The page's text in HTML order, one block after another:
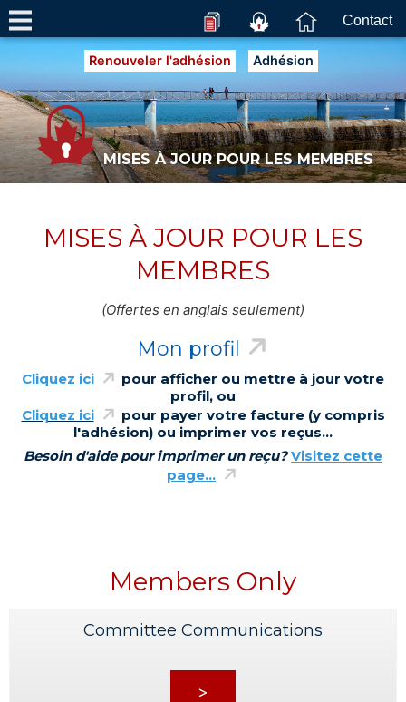
Contact
Renouveler l'adhésion Adhésion
MISES À JOUR POUR LES MEMBRES
MISES À JOUR POUR LES
MEMBRES
(Offertes en anglais seulement)
Mon profil
Cliquez ici
pour afficher ou mettre à jour votre
profil, ou
Cliquez ici
pour payer votre facture (y compris
l'adhésion) ou imprimer vos reçus...
Besoin d'aide pour imprimer un reçu? Visitez cette
page...
Members Only
Committee Communications
>